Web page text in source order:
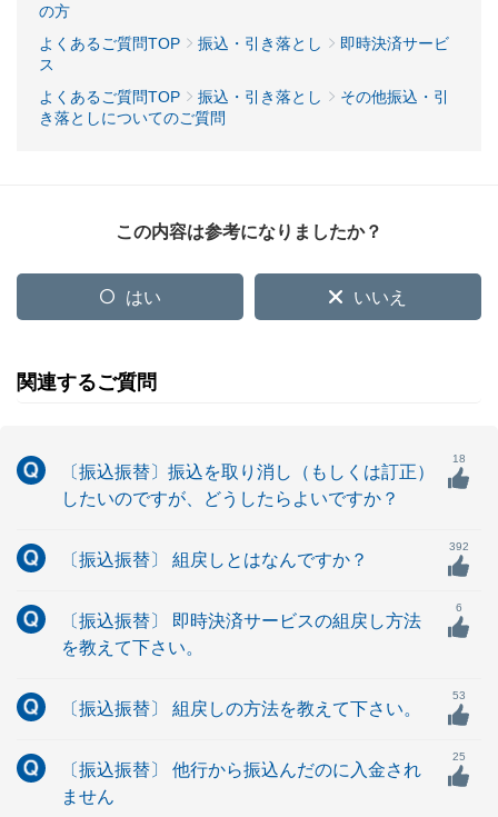
の方
よくあるご質問TOP
振込・引き落とし
即時決済サービ
ス
よくあるご質問TOP
振込・引き落とし
その他振込・引
き落としについてのご質問
この内容は参考になりましたか？
はい いいえ
関連するご質問
〔振込振替〕振込を取り消し（もしくは訂正）
したいのですが、どうしたらよいですか？
18
〔振込振替〕 組戻しとはなんですか？
392
〔振込振替〕 即時決済サービスの組戻し方法
を教えて下さい。
6
〔振込振替〕 組戻しの方法を教えて下さい。
53
〔振込振替〕 他行から振込んだのに入金され
ません
25